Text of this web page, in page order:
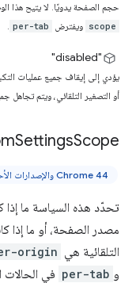
حجم الصفحة يدويًا. لا يتيح هذا
scope ويفترض per-tab
.
"disabled"
يؤدي إلى إيقاف جميع عمليات
أو التصغير التلقائي، ويتم تجاهل
SettingsScope
Chrome 44 والإصدارات الأحدث
تحدّد هذه السياسة ما إذا
مصدر الصفحة، أو ما إذا
التلقائية هي origin
و per-tab في الحالات